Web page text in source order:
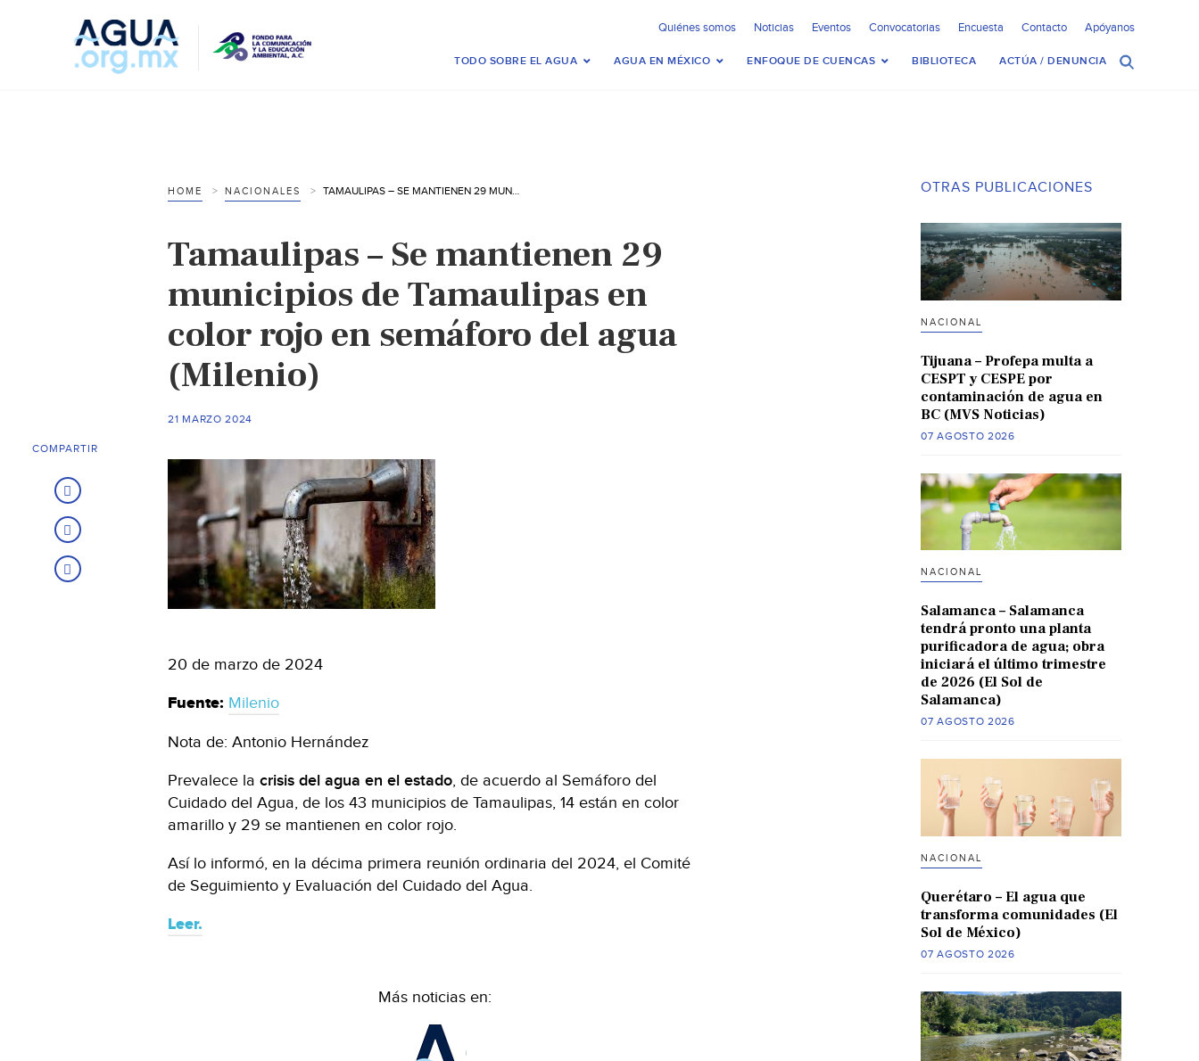
Quiénes somos Noticias Eventos Convocatorias Encuesta Contacto Apóyanos
TODO SOBRE EL AGUA AGUA EN MÉXICO ENFOQUE DE CUENCAS BIBLIOTECA ACTÚA / DENUNCIA
HOME NACIONALES TAMAULIPAS – SE MANTIENEN 29 MUNICIPIOS DE TAMAULIPAS EN COLOR ROJO EN SEMÁFORO DEL AGUA (MILENIO)
Tamaulipas – Se mantienen 29
municipios de Tamaulipas en
color rojo en semáforo del agua
(Milenio)
21 MARZO 2024
20 de marzo de 2024
Fuente: Milenio
Nota de: Antonio Hernández
Prevalece la crisis del agua en el estado, de acuerdo al Semáforo del
Cuidado del Agua, de los 43 municipios de Tamaulipas, 14 están en color
amarillo y 29 se mantienen en color rojo.
Así lo informó, en la décima primera reunión ordinaria del 2024, el Comité
de Seguimiento y Evaluación del Cuidado del Agua.
Leer.
Más noticias en:
COMPARTIR
OTRAS PUBLICACIONES
NACIONAL
Tijuana – Profepa multa a
CESPT y CESPE por
contaminación de agua en
BC (MVS Noticias)
07 AGOSTO 2026
NACIONAL
Salamanca – Salamanca
tendrá pronto una planta
purificadora de agua; obra
iniciará el último trimestre
de 2026 (El Sol de
Salamanca)
07 AGOSTO 2026
NACIONAL
Querétaro – El agua que
transforma comunidades (El
Sol de México)
07 AGOSTO 2026